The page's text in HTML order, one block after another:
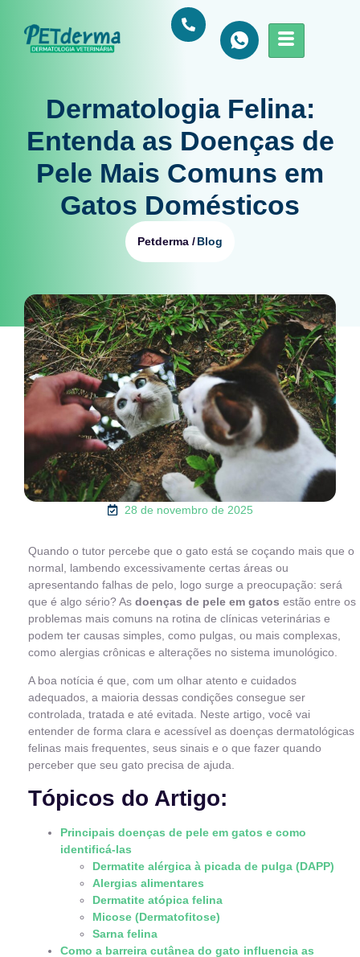
Dermatologia Felina:
Entenda as Doenças de
Pele Mais Comuns em
Gatos Domésticos
Petderma /Blog
28 de novembro de 2025
Quando o tutor percebe que o gato está se coçando mais que o
normal, lambendo excessivamente certas áreas ou
apresentando falhas de pelo, logo surge a preocupação: será
que é algo sério? As doenças de pele em gatos estão entre os
problemas mais comuns na rotina de clínicas veterinárias e
podem ter causas simples, como pulgas, ou mais complexas,
como alergias crônicas e alterações no sistema imunológico.
A boa notícia é que, com um olhar atento e cuidados
adequados, a maioria dessas condições consegue ser
controlada, tratada e até evitada. Neste artigo, você vai
entender de forma clara e acessível as doenças dermatológicas
felinas mais frequentes, seus sinais e o que fazer quando
perceber que seu gato precisa de ajuda.
Tópicos do Artigo:
Principais doenças de pele em gatos e como
identificá-las
Dermatite alérgica à picada de pulga (DAPP)
Alergias alimentares
Dermatite atópica felina
Micose (Dermatofitose)
Sarna felina
Como a barreira cutânea do gato influencia as